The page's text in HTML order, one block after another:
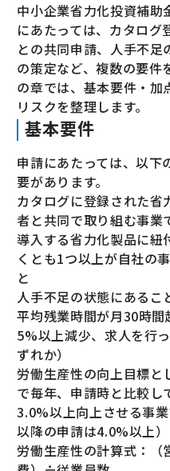
中小企業省力化投資補助
にあたっては、カタログ
との共同申請、人手不
の策定など、複数の要件
の章では、基本要件・加
リスクを整理します。
基本要件
申請にあたっては、以下
要があります。
カタログに登録された省
者と共同で取り組む事業
導入する省力化製品に紐
くとも1つ以上が自社の
と
人手不足の状態にあるこ
平均残業時間が月30時
5%以上減少、求人を行
ずれか）
労働生産性の向上目標と
で毎年、申請時と比較し
3.0%以上向上させる事
以降の申請は4.0%以上）
労働生産性の計算式：（